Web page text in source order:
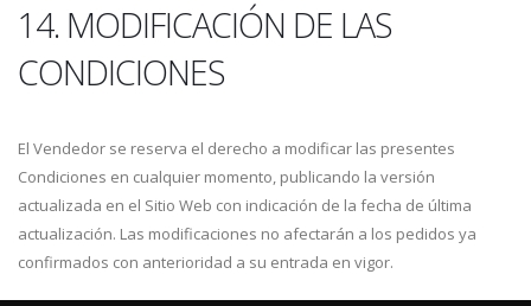
14. MODIFICACIÓN DE LAS
CONDICIONES
El Vendedor se reserva el derecho a modificar las presentes
Condiciones en cualquier momento, publicando la versión
actualizada en el Sitio Web con indicación de la fecha de última
actualización. Las modificaciones no afectarán a los pedidos ya
confirmados con anterioridad a su entrada en vigor.